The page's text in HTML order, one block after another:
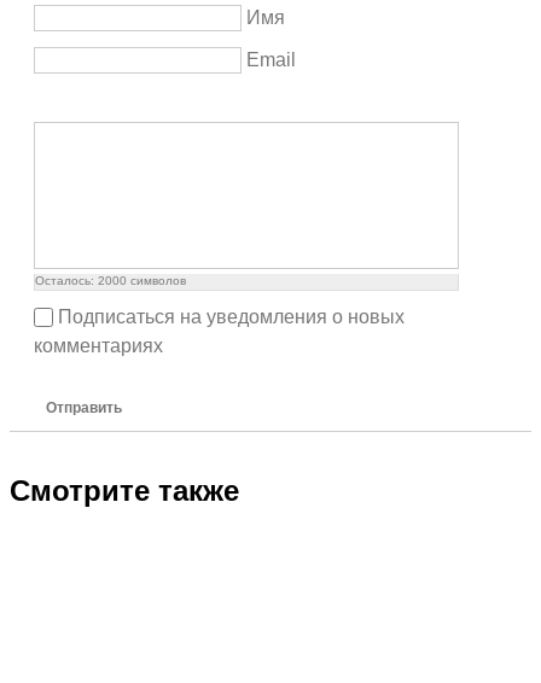
Имя
Email
Осталось: 2000 символов
Подписаться на уведомления о новых
комментариях
Отправить
Смотрите также